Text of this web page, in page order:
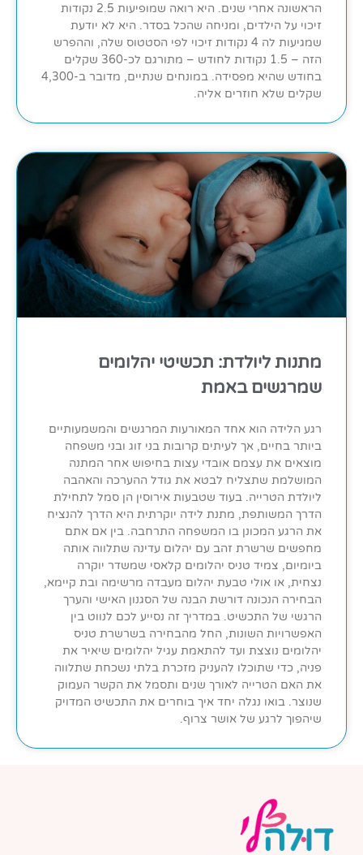
הראשונה אחרי שנים. היא רואה שמופיעות 2.5 נקודות
זיכוי על הילדים, ומניחה שהכל בסדר. היא לא יודעת
שמגיעות לה 4 נקודות זיכוי לפי הסטטוס שלה, וההפרש
הזה – 1.5 נקודות לחודש – מתורגם לכ-360 שקלים
בחודש שהיא מפסידה. במונחים שנתיים, מדובר ב-4,300
שקלים שלא חוזרים אליה.
מתנות ליולדת: תכשיטי יהלומים
שמרגשים באמת
רגע הלידה הוא אחד המאורעות המרגשים והמשמעותיים
ביותר בחיים, אך לעיתים קרובות בני זוג ובני משפחה
מוצאים את עצמם אובדי עצות בחיפוש אחר המתנה
המושלמת שתצליח לבטא את גודל ההערכה והאהבה
ליולדת הטרייה. בעוד שטבעות אירוסין הן סמל לתחילת
הדרך המשותפת, מתנת לידה יוקרתית היא הדרך להנציח
את הרגע המכונן בו המשפחה התרחבה. בין אם אתם
מחפשים שרשרת זהב עם יהלום עדינה שתלווה אותה
ביומיום, צמיד טניס יהלומים קלאסי שמשדר יוקרה
נצחית, או אולי טבעת יהלום מעבדה מרשימה ובת קיימא,
הבחירה הנכונה דורשת הבנה של הסגנון האישי והערך
הרגשי של התכשיט. במדריך זה נסייע לכם לנווט בין
האפשרויות השונות, החל מהבחירה בשרשרת טניס
יהלומים נוצצת ועד להתאמת עגיל יהלומים שיאיר את
פניה, כדי שתוכלו להעניק מזכרת בלתי נשכחת שתלווה
את האם הטרייה לאורך שנים ותסמל את הקשר העמוק
שנוצר. בואו נגלה יחד איך בוחרים את התכשיט המדויק
שיהפוך לרגע של אושר צרוף.